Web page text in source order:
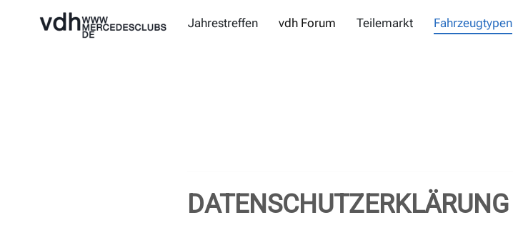
Jahrestreffen vdh Forum Teilemarkt Fahrzeugtypen
DATENSCHUTZERKLÄRUNG